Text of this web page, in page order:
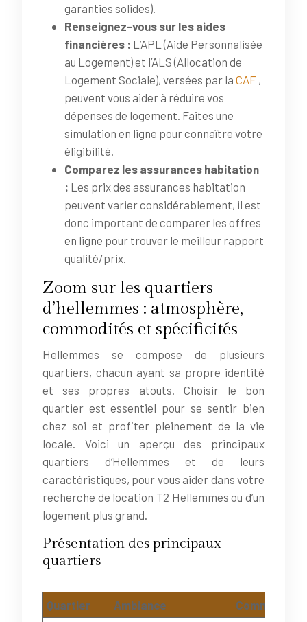
garanties solides).
Renseignez-vous sur les aides
financières : L’APL (Aide Personnalisée
au Logement) et l’ALS (Allocation de
Logement Sociale), versées par la CAF ,
peuvent vous aider à réduire vos
dépenses de logement. Faites une
simulation en ligne pour connaître votre
éligibilité.
Comparez les assurances habitation
: Les prix des assurances habitation
peuvent varier considérablement, il est
donc important de comparer les offres
en ligne pour trouver le meilleur rapport
qualité/prix.
Zoom sur les quartiers
d’hellemmes : atmosphère,
commodités et spécificités
Hellemmes se compose de plusieurs
quartiers, chacun ayant sa propre identité
et ses propres atouts. Choisir le bon
quartier est essentiel pour se sentir bien
chez soi et profiter pleinement de la vie
locale. Voici un aperçu des principaux
quartiers d’Hellemmes et de leurs
caractéristiques, pour vous aider dans votre
recherche de location T2 Hellemmes ou d’un
logement plus grand.
Présentation des principaux
quartiers
Quartier Ambiance
Commodités